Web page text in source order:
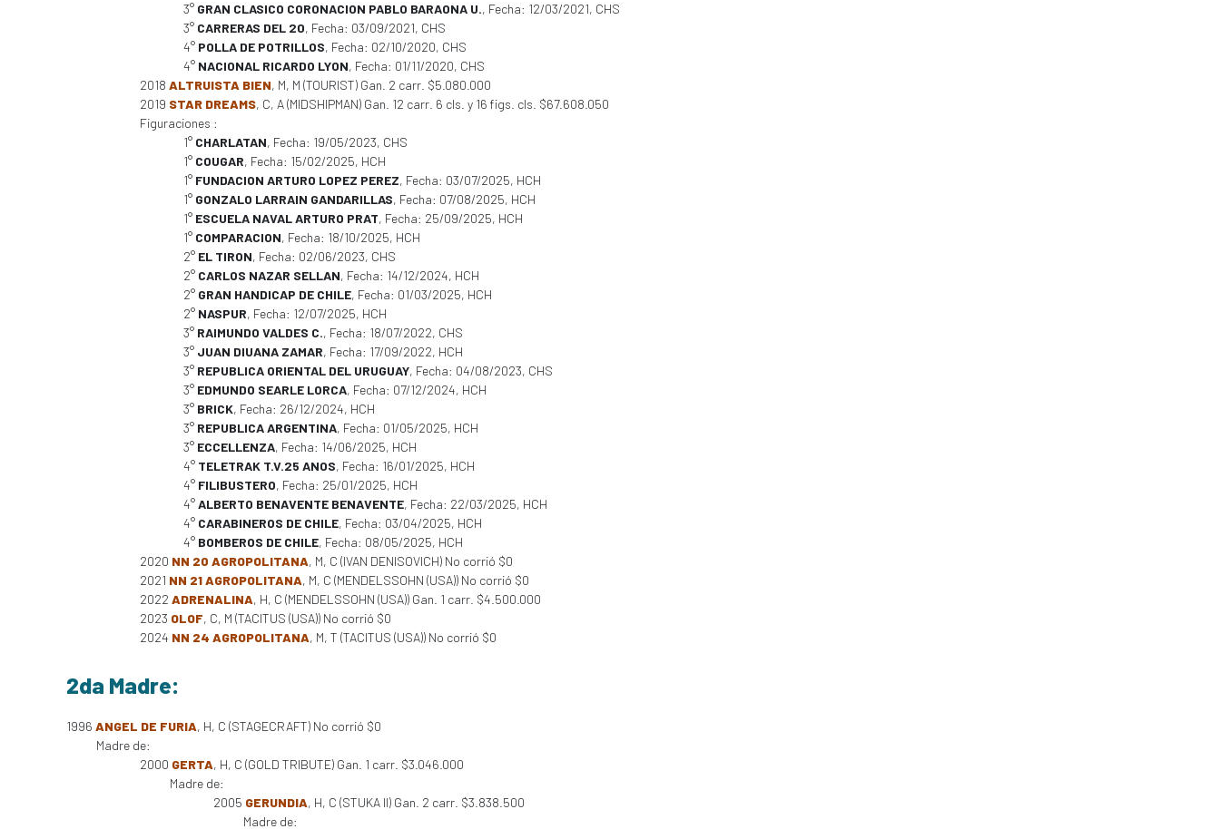
3° GRAN CLASICO CORONACION PABLO BARAONA U., Fecha: 12/03/2021, CHS
3° CARRERAS DEL 20, Fecha: 03/09/2021, CHS
4° POLLA DE POTRILLOS, Fecha: 02/10/2020, CHS
4° NACIONAL RICARDO LYON, Fecha: 01/11/2020, CHS
2018 ALTRUISTA BIEN, M, M (TOURIST) Gan. 2 carr. $5.080.000
2019 STAR DREAMS, C, A (MIDSHIPMAN) Gan. 12 carr. 6 cls. y 16 figs. cls. $67.608.050
Figuraciones :
1° CHARLATAN, Fecha: 19/05/2023, CHS
1° COUGAR, Fecha: 15/02/2025, HCH
1° FUNDACION ARTURO LOPEZ PEREZ, Fecha: 03/07/2025, HCH
1° GONZALO LARRAIN GANDARILLAS, Fecha: 07/08/2025, HCH
1° ESCUELA NAVAL ARTURO PRAT, Fecha: 25/09/2025, HCH
1° COMPARACION, Fecha: 18/10/2025, HCH
2° EL TIRON, Fecha: 02/06/2023, CHS
2° CARLOS NAZAR SELLAN, Fecha: 14/12/2024, HCH
2° GRAN HANDICAP DE CHILE, Fecha: 01/03/2025, HCH
2° NASPUR, Fecha: 12/07/2025, HCH
3° RAIMUNDO VALDES C., Fecha: 18/07/2022, CHS
3° JUAN DIUANA ZAMAR, Fecha: 17/09/2022, HCH
3° REPUBLICA ORIENTAL DEL URUGUAY, Fecha: 04/08/2023, CHS
3° EDMUNDO SEARLE LORCA, Fecha: 07/12/2024, HCH
3° BRICK, Fecha: 26/12/2024, HCH
3° REPUBLICA ARGENTINA, Fecha: 01/05/2025, HCH
3° ECCELLENZA, Fecha: 14/06/2025, HCH
4° TELETRAK T.V.25 ANOS, Fecha: 16/01/2025, HCH
4° FILIBUSTERO, Fecha: 25/01/2025, HCH
4°ALBERTO BENAVENTE BENAVENTE, Fecha: 22/03/2025, HCH
4° CARABINEROS DE CHILE, Fecha: 03/04/2025, HCH
4° BOMBEROS DE CHILE, Fecha: 08/05/2025, HCH
2020 NN 20 AGROPOLITANA, M, C (IVAN DENISOVICH) No corrió $0
2021 NN 21 AGROPOLITANA, M, C (MENDELSSOHN (USA)) No corrió $0
2022 ADRENALINA, H, C (MENDELSSOHN (USA)) Gan. 1 carr. $4.500.000
2023 OLOF, C, M (TACITUS (USA)) No corrió $0
2024 NN 24 AGROPOLITANA, M, T (TACITUS (USA)) No corrió $0
2da Madre:
1996 ANGEL DE FURIA, H, C (STAGECRAFT) No corrió $0
Madre de:
2000 GERTA, H, C (GOLD TRIBUTE) Gan. 1 carr. $3.046.000
Madre de:
2005 GERUNDIA, H, C (STUKA II) Gan. 2 carr. $3.838.500
Madre de: